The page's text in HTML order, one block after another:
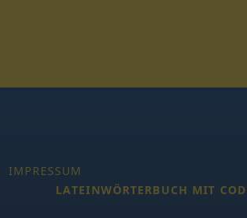
IMPRESSUM
LATEINWÖRTERBUCH MIT